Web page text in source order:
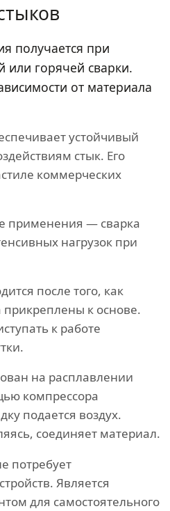
получается при
горячей сварки.
от материала
устойчивый
стык. Его
коммерческих
применения — сварка
нагрузок при
после того, как
к основе.
к работе
на расплавлении
компрессора
подается воздух.
соединяет материал.
потребует
Является
для самостоятельного